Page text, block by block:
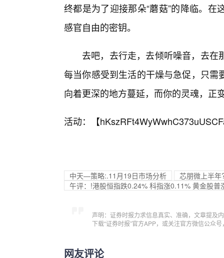
终都是为了迎接那朵“蘑菇”的降临。
感官自由的密钥。
去吧，去行走，去倾听噪音，去
每当你感受到生活的干燥与急促，只
向着更深的地方蔓延，而你的灵魂，正
活动：【
中天—策略:.11月19日市场分析
芯朋微上半
午评：!港股恒指跌0.24% 科指涨0.11% 黄金股
声明：证券时报力求信息真实、准确，文章提及
下载“证券时报”官方APP，或关注官方微信公众
网友评论